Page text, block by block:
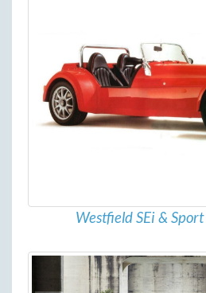
Westfield SEi &